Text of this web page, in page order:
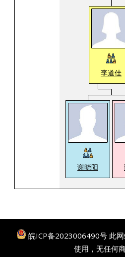
李道佳
谢晓阳
皖ICP备2023006490号 此
使用，无任何